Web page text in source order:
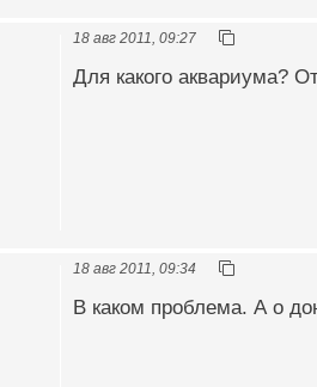
18 авг 2011, 09:27
Для какого аквариума?
18 авг 2011, 09:34
В каком проблема. А о